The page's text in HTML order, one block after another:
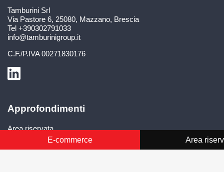
E-commerce Area
Tamburini Srl
Via Pastore 6, 25080, Mazzano, Brescia
Tel +390302791033
info@tamburinigroup.it
C.F./P.IVA00271830176
Approfondimenti
Area riservata
Area download